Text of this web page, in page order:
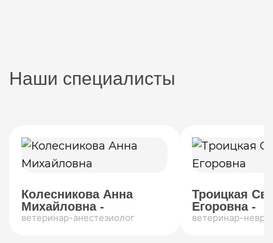
Наши специалисты
Колесникова Анна
Михайловна -
ветеринар-анестезиолог
Троицкая
Егоровна -
ветеринар-